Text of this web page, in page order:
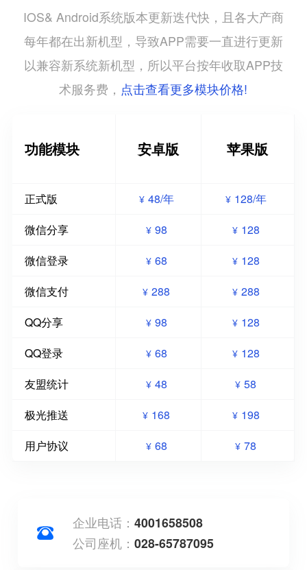
IOS& Android系统版本更新迭代快，且各大产商
每年都在出新机型，导致APP需要一直进行更新
以兼容新系统新机型，所以平台按年收取APP技
术服务费， 点击查看更多模块价格!
功能模块 安卓版 苹果版
正式版 ¥ 48/年 ¥ 128/年
微信分享
¥ 98 ¥ 128
微信登录
¥ 68 ¥ 128
微信支付
¥ 288 ¥ 288
QQ分享
¥ 98 ¥ 128
QQ登录
¥ 68 ¥ 128
友盟统计
¥ 48 ¥ 58
极光推送
¥ 168 ¥ 198
用户协议
¥ 68 ¥ 78
企业电话：4001658508
公司座机：028-65787095